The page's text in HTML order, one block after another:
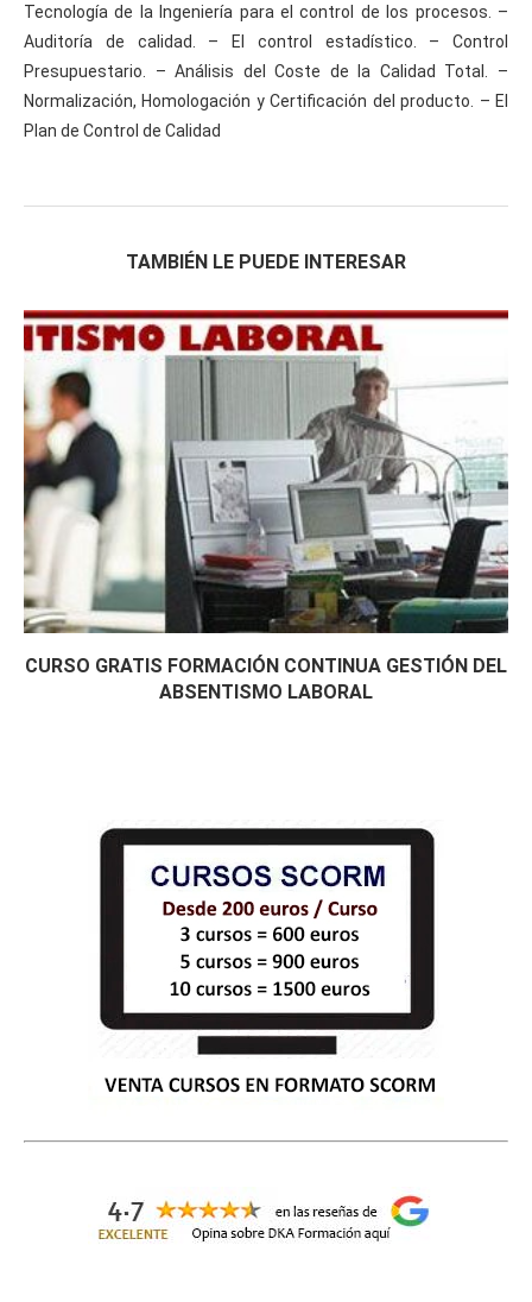
Tecnología de la Ingeniería para el control de los procesos. –
Auditoría de calidad. – El control estadístico. – Control
Presupuestario. – Análisis del Coste de la Calidad Total. –
Normalización, Homologación y Certificación del producto. – El
Plan de Control de Calidad
TAMBIÉN LE PUEDE INTERESAR
CURSO GRATIS FORMACIÓN CONTINUA GESTIÓN DEL
ABSENTISMO LABORAL